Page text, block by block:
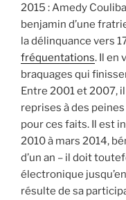
2015 : Amedy
benjamin d’une
la délinquance vers
fréquentations. Il en
braquages qui
Entre 2001 et 2007,
reprises à des
pour ces faits. Il est
2010 à mars 2014,
d’un an – il doit
électronique
résulte de sa